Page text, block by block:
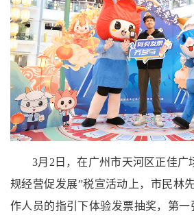
3月2日，在广州市天河区正佳广
规经营促发展”税宣活动上，市民林
作人员的指引下体验发票抽奖，第一